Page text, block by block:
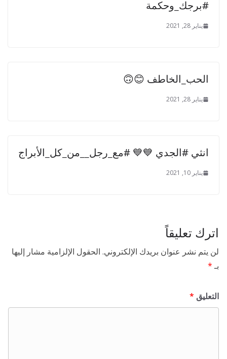
#برجك_وحكمة
يناير 28, 2021
الحب_الخاطف 😊🙃
يناير 28, 2021
انثي #الجدي 💙💙 #مع_رجل__من_كل_الأبراج
يناير 10, 2021
اترك تعليقاً
لن يتم نشر عنوان بريدك الإلكتروني. الحقول الإلزامية مشار إليها
بـ*
التعليق *